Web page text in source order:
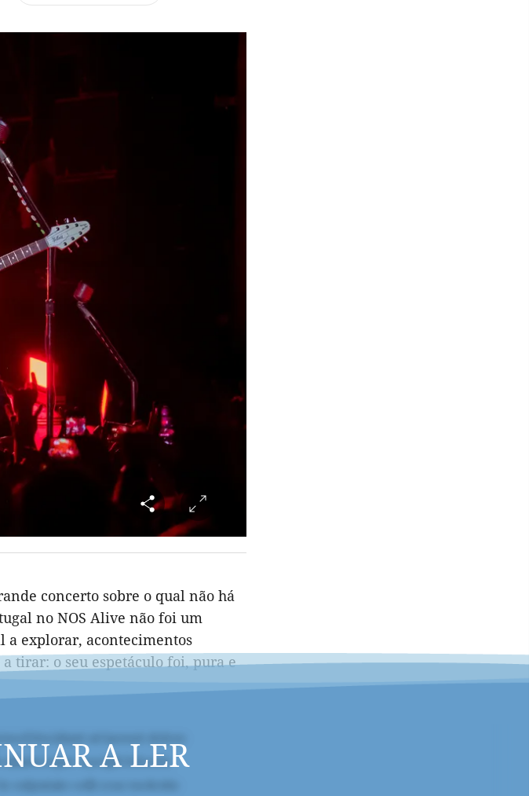
concerto sobre o qual não há
no NOS Alive não foi um
a explorar, acontecimentos
tirar: o seu espetáculo foi, pura e
A LER